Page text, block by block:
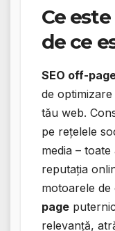
Ce
de ce
SEO off-
de
tău web.
pe rețelele
media –
reputația
motoarele
page
relevanță,